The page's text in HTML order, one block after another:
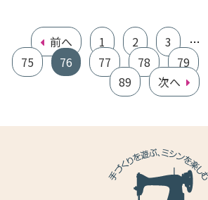
前へ 1 2 3 …
75
76 77 78 79
89
次へ